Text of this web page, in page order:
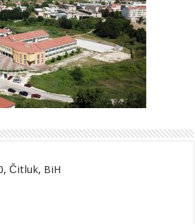
Čitluk, BiH